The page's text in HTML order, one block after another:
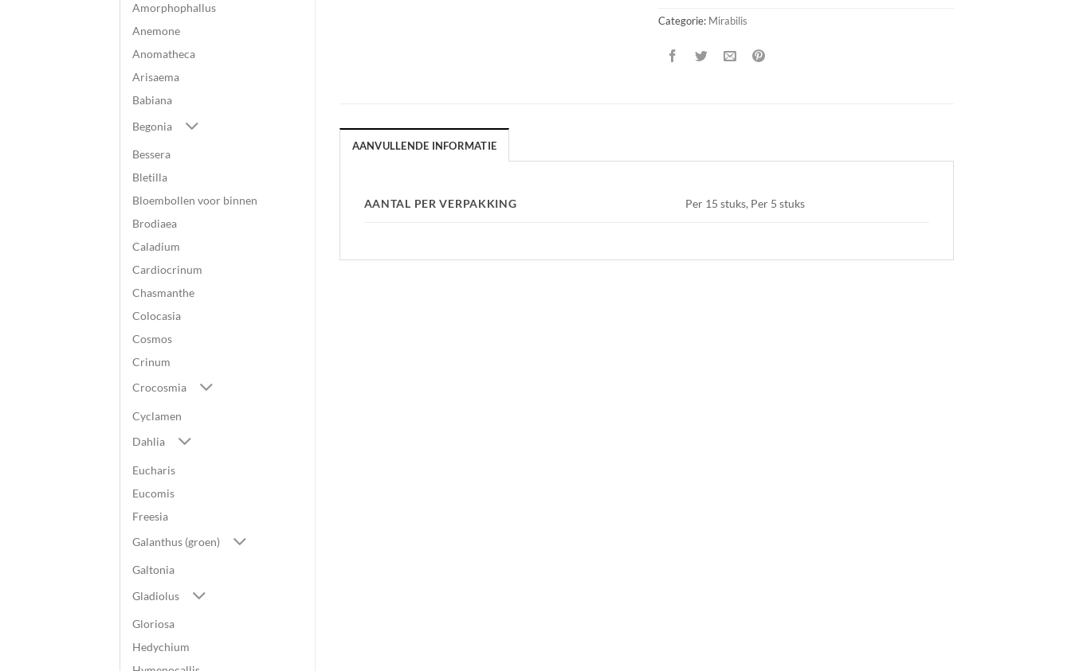
Amorphophallus
Anemone
Anomatheca
Arisaema
Babiana
Begonia
Bessera
Bletilla
Bloembollen voor binnen
Brodiaea
Caladium
Cardiocrinum
Chasmanthe
Colocasia
Cosmos
Crinum
Crocosmia
Cyclamen
Dahlia
Eucharis
Eucomis
Freesia
Galanthus (groen)
Galtonia
Gladiolus
Gloriosa
Hedychium
Categorie: Mirabilis
AANVULLENDE INFORMATIE
AANTAL PER VERPAKKING Per 15 stuks, Per 5 stuks